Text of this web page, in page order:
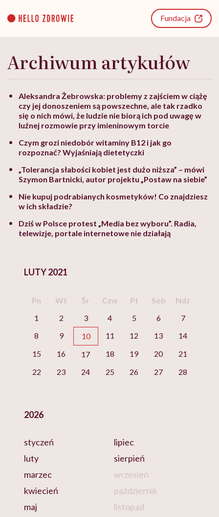
content
Fundacja
Archiwum artykułów
Aleksandra Żebrowska: problemy z zajściem w ciążę
czy jej donoszeniem są powszechne, ale tak rzadko
się o nich mówi, że ludzie nie biorą ich pod uwagę w
luźnej rozmowie przy imieninowym torcie
Czym grozi niedobór witaminy B12 i jak go
rozpoznać? Wyjaśniają dietetyczki
„Tolerancja słabości kobiet jest dużo niższa” – mówi
Szymon Bartnicki, autor projektu „Postaw na siebie”
Nie kupuj podrabianych kosmetyków! Co znajdziesz
w ich składzie?
Dziś w Polsce protest „Media bez wyboru”. Radia,
telewizje, portale internetowe nie działają
LUTY 2021
Pn Wt Śr Czw Pt Sob
Ndz
1
2 3 4 5 6
7
8
9 10 11 12 13
14
15
16 17 18 19 20
21
22
23 24 25 26 27 28
2026
styczeń
luty
marzec
kwiecień
maj
lipiec
sierpień
wrzesień
październik
listopad